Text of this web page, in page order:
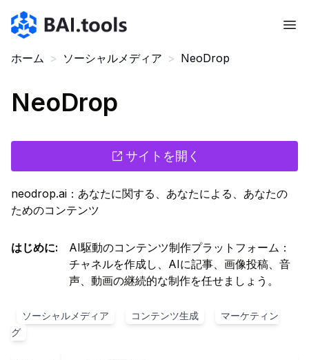
Bai.tools
ホーム > ソーシャルメディア > NeoDrop
NeoDrop
サイトを開く
neodrop.ai：あなたに関する、あなたによる、あなたの
ためのコンテンツ
はじめに:
AI駆動のコンテンツ制作プラットフォーム：
チャネルを作成し、AIに記事、画像投稿、音
声、動画の継続的な制作を任せましょう。
ソーシャルメディア コンテンツ生成
マーケティン
グ